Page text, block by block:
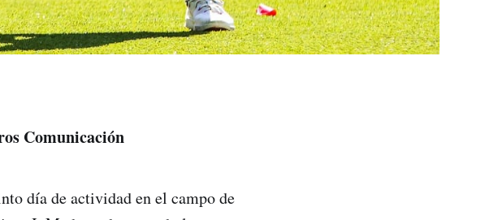
Comunicación
día de actividad en el campo de